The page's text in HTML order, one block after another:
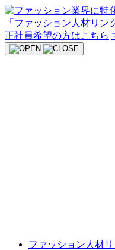
Skip
to
content
正社員希望の方はこちら
ファッション人材